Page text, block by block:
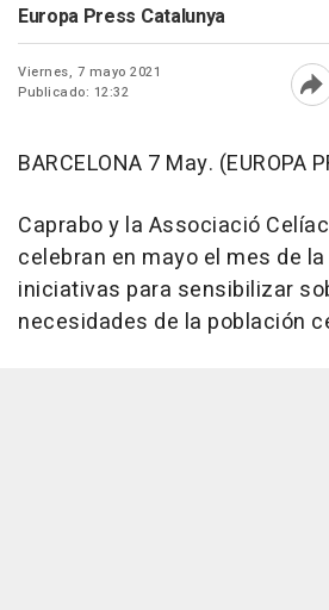
Europa Press Catalunya
Viernes, 7 mayo 2021
Publicado: 12:32
BARCELONA 7 May. (EUROPA
Caprabo y la Associació
celebran en mayo el mes de
iniciativas para sensibilizar
necesidades de la población